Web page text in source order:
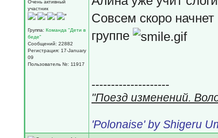
Очень активный
участник
Группа: Команда "Дети в
беде"
Сообщений: 22882
Регистрация: 17-January
09
Пользователь №: 11917
Совсем скоро
группе
--------------------
"Поезд изменений.
'Polonaise' by Shigeru